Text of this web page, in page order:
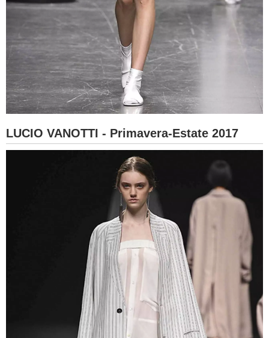
LUCIO VANOTTI - Primavera-Estate 2017